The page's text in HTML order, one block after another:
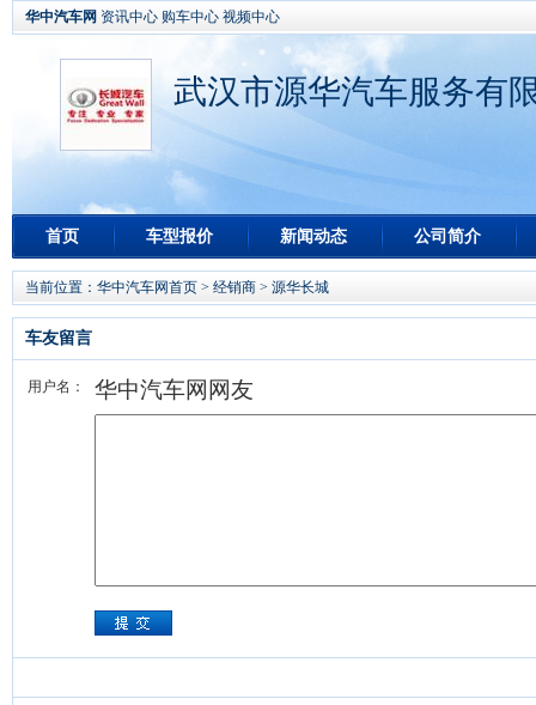
华中汽车网 资讯中心 购车中心 视频中心
武汉市源华汽车服务有
首页 车型报价 新闻动态 公司简介
当前位置： 华中汽车网首页 > 经销商 > 源华长城
车友留言
用户名： 华中汽车网网友